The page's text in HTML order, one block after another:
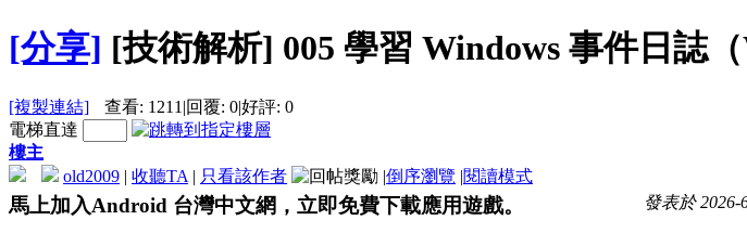
[分享] [技術解析] 005 學習 Windows 事件日誌（
[複製連結] 查看: 1211 |回覆: 0|好評: 0
電梯直達
樓主
old2009 | 收聽TA | 只看該作者 |倒序瀏覽 |閱讀模式
發表於 2026-
馬上加入Android 台灣中文網，立即免費下載應用遊戲。